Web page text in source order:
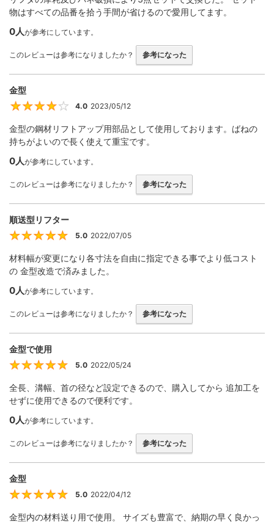
物はすべての品番を拾う手間が省けるので愛用してます。
0人が参考にしています。
このレビューは参考になりましたか？ 参考になった
金型
4
4.0 2023/05/12
金型の鋼材リフトアップ用部品として使用しております。ばねの
持ちがよいので長く使えて重宝です。
0人が参考にしています。
このレビューは参考になりましたか？ 参考になった
順送型リフター
5
5.0 2022/07/05
材料幅が変更になり各寸法を自由に指定できる事でより低コスト
の 金型改造で済みました。
0人が参考にしています。
このレビューは参考になりましたか？ 参考になった
金型で使用
5
5.0 2022/05/24
全長、溝幅、首の径など設定できるので、購入してから 追加工を
せずに使用できるので便利です。
0人が参考にしています。
このレビューは参考になりましたか？ 参考になった
金型
5
5.0 2022/04/12
金型内の材料送り用で使用。 サイズも豊富で、納期の早く良かっ